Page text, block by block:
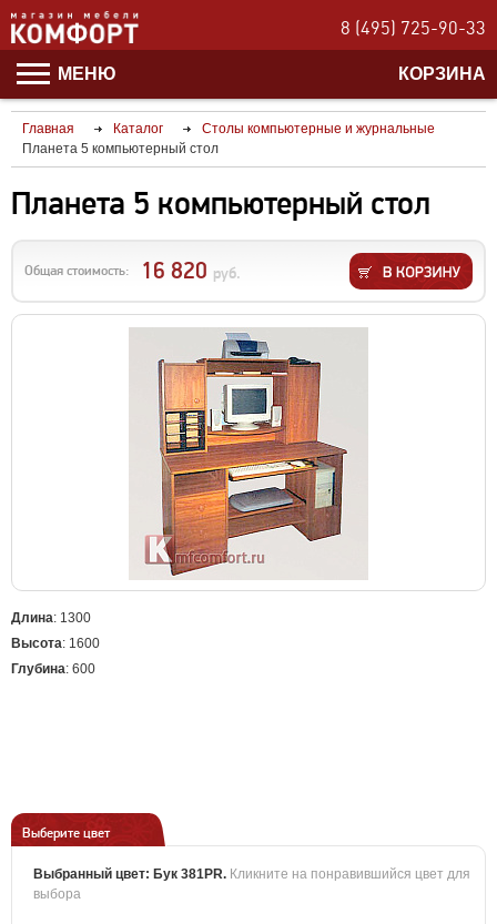
8 (495) 725-90-33
МЕНЮ КОРЗИНА
Главная Каталог
Столы компьютерные и журнальные
Планета 5 компьютерный стол
Планета 5 компьютерный стол
Общая стоимость: 16 820 руб.
Длина: 1300
Высота: 1600
Глубина: 600
Выберите цвет
Выбранный цвет: Бук 381PR. Кликните на понравившийся цвет для
выбора